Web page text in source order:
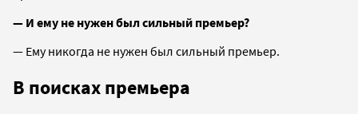
— И ему не нужен был сильный премьер?
— Ему никогда не нужен был сильный премьер.
В поисках премьера